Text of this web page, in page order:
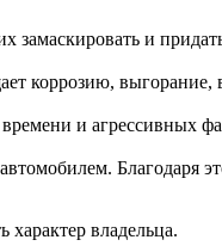
замаскировать и
коррозию, выгорание,
и агрессивных
Благодаря
владельца.